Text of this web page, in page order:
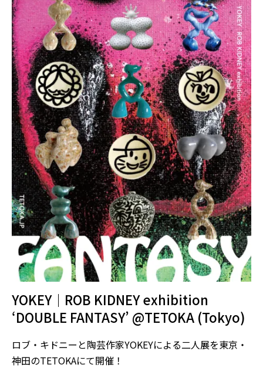
YOKEY｜ROB KIDNEY exhibition
‘DOUBLE FANTASY’ @TETOKA (Tokyo)
ロブ・キドニーと陶芸作家YOKEYによる二人展を東京・
神田のTETOKAにて開催！